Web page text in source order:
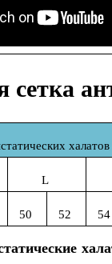
сетка
халатов
L
50 52 54